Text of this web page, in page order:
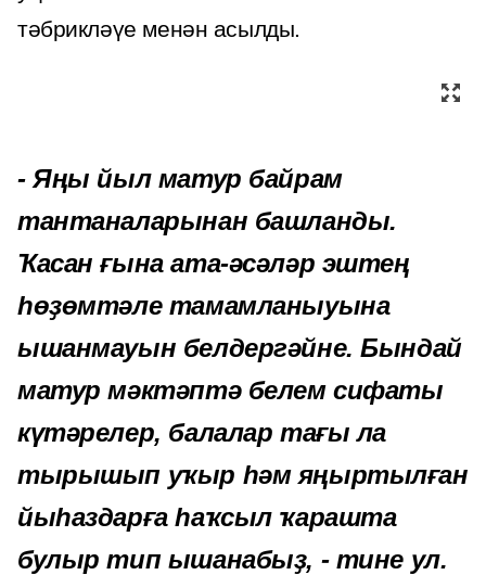
тәбрикләүе менән асылды.
- Яңы йыл матур байрам
тантаналарынан башланды.
Ҡасан ғына ата-әсәләр эштең
һөҙөмтәле тамамланыуына
ышанмауын белдергәйне. Бындай
матур мәктәптә белем сифаты
күтәрелер, балалар тағы ла
тырышып уҡыр һәм яңыртылған
йыһаздарға һаҡсыл ҡарашта
булыр тип ышанабыҙ, - тине ул.